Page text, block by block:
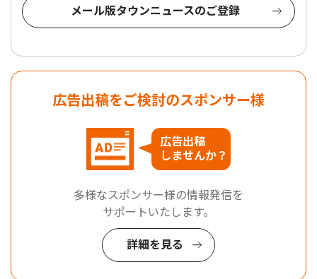
メール版タウンニュースのご登録
広告出稿をご検討のスポンサー様
広告出稿
しませんか？
多様なスポンサー様の情報発信を
サポートいたします。
詳細を見る